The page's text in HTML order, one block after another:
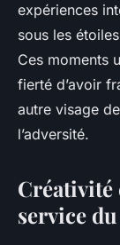
expériences
sous les
Ces moments
fierté d’avoir
autre visage
l’adversité.
Créativité
service